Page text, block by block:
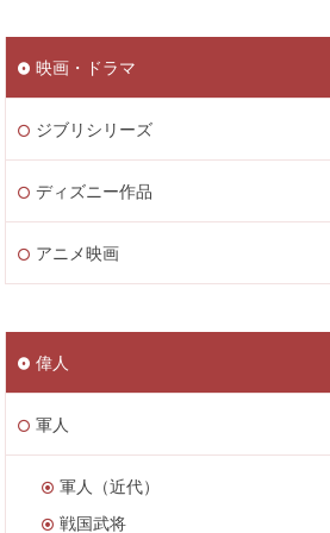
映画・ドラマ
ジブリシリーズ
ディズニー作品
アニメ映画
偉人
軍人
軍人（近代）
戦国武将